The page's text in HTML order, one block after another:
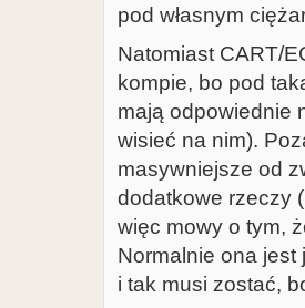
pod własnym
Natomiast CART/
kompie, bo pod
mają odpowiednie
wisieć na nim).
masywniejsze od
dodatkowe rzeczy
więc mowy o tym,
Normalnie ona jest
i tak musi zostać,